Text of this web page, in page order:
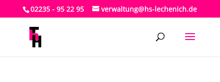
02235 - 95 22 95 verwaltung@hs-lechenich.de